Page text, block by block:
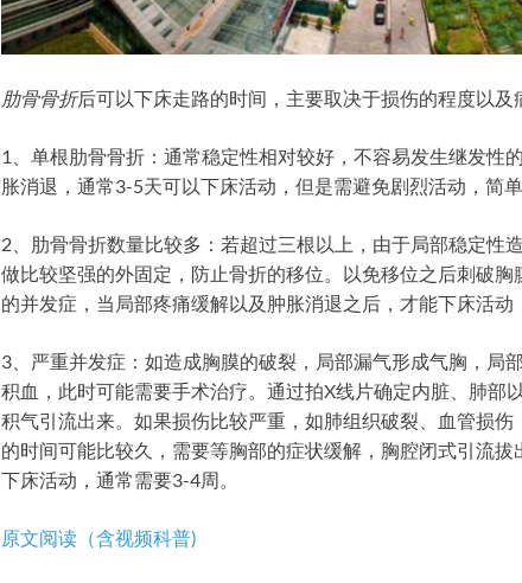
肋骨骨折后可以下床走路的时间，主要取决于损伤的程度以及
1、单根肋骨骨折：通常稳定性相对较好，不容易发生继发性
胀消退，通常3-5天可以下床活动，但是需避免剧烈活动，简
2、肋骨骨折数量比较多：若超过三根以上，由于局部稳定性
做比较坚强的外固定，防止骨折的移位。以免移位之后刺破
的并发症，当局部疼痛缓解以及肿胀消退之后，才能下床活动
3、严重并发症：如造成胸膜的破裂，局部漏气形成气胸，局
积血，此时可能需要手术治疗。通过拍X线片确定内脏、肺部
积气引流出来。如果损伤比较严重，如肺组织破裂、血管损伤
的时间可能比较久，需要等胸部的症状缓解，胸腔闭式引流
下床活动，通常需要3-4周。
原文阅读（含视频科普)